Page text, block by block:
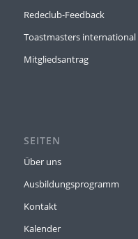
Redeclub-Feedback
Toastmasters international
Mitgliedsantrag
SEITEN
Über uns
Ausbildungsprogramm
Kontakt
Kalender